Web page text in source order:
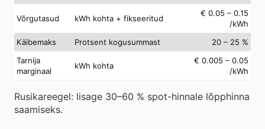
Võrgutasud kWh kohta + fikseeritud
€ 0.05 – 0.15
/kWh
Käibemaks
Protsent kogusummast
20 – 25 %
Tarnija
marginaal
kWh kohta
€ 0.005 – 0.05
/kWh
Rusikareegel: lisage 30–60 % spot-hinnale lõpphinna
saamiseks.